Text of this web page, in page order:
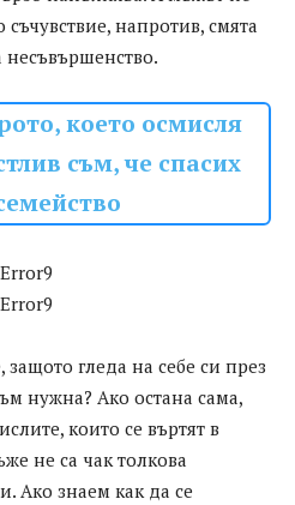
напротив, смята
несъвършенство.
което осмисля
съм, че спасих
Error9
Error9
гледа на себе си през
нужна? Ако остана сама,
които се въртят в
не са чак толкова
Ако знаем как да се